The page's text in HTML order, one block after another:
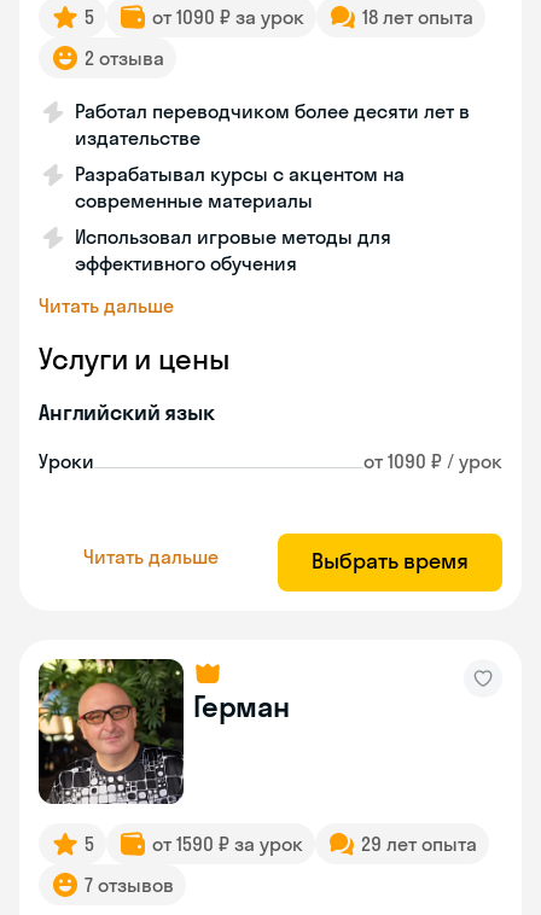
5 от 1090 ₽ за урок
18 лет опыта
2 отзыва
Работал переводчиком более десяти лет в
издательстве
Разрабатывал курсы с акцентом на
современные материалы
Использовал игровые методы для
эффективного обучения
Читать дальше
Услуги и цены
Английский язык
Уроки от 1090 ₽ / урок
Читать дальше Выбрать время
Герман
5 от 1590 ₽ за урок
29 лет опыта
7 отзывов